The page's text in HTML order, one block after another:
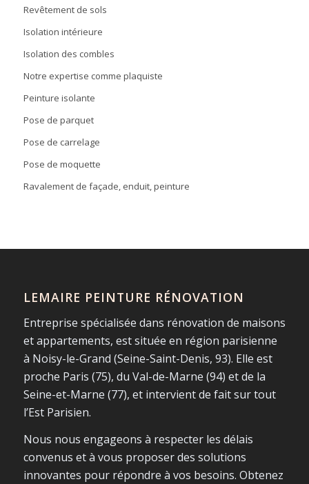
Revêtement de sols
Isolation intérieure
Isolation des combles
Notre expertise comme plaquiste
Peinture isolante
Pose de parquet
Pose de carrelage
Pose de moquette
Ravalement de façade, enduit, peinture
LEMAIRE PEINTURE RÉNOVATION
Entreprise spécialisée dans rénovation de maisons
et appartements, est située en région parisienne
à Noisy-le-Grand (Seine-Saint-Denis, 93). Elle est
proche Paris (75), du Val-de-Marne (94) et de la
Seine-et-Marne (77), et intervient de fait sur tout
l’Est Parisien.
Nous nous engageons à respecter les délais
convenus et à vous proposer des solutions
innovantes pour répondre à vos besoins. Obtenez